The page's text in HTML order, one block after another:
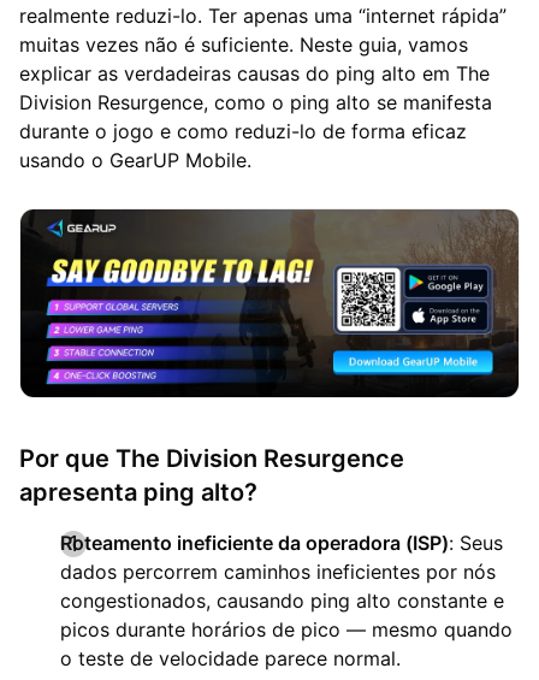
realmente reduzi-lo. Ter apenas uma “internet rápida”
muitas vezes não é suficiente. Neste guia, vamos
explicar as verdadeiras causas do ping alto em The
Division Resurgence, como o ping alto se manifesta
durante o jogo e como reduzi-lo de forma eficaz
usando o GearUP Mobile.
Por que The Division Resurgence
apresenta ping alto?
Roteamento ineficiente da operadora (ISP): Seus
dados percorrem caminhos ineficientes por nós
congestionados, causando ping alto constante e
picos durante horários de pico — mesmo quando
o teste de velocidade parece normal.